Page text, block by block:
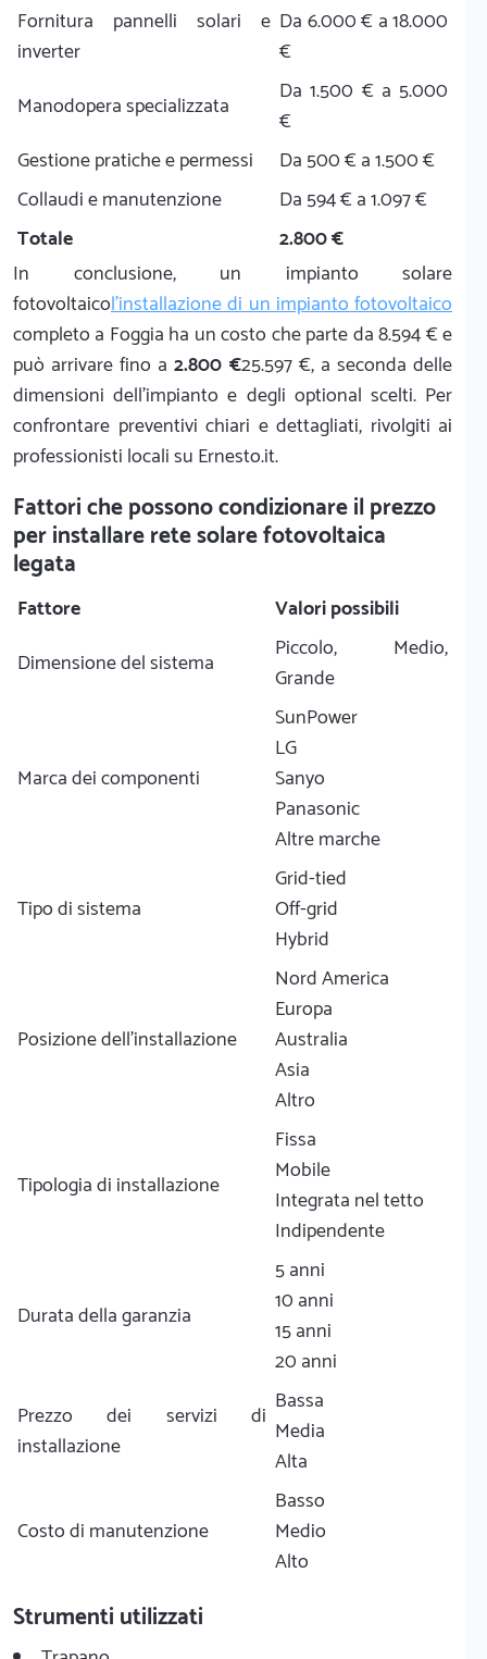
Fornitura pannelli solari e
inverter
Da 6.000 € a 18.000
€
Manodopera specializzata
Da 1.500 € a 5.000
€
Gestione pratiche e permessi
Da 500 € a 1.500 €
Collaudi e manutenzione
Da 594 € a 1.097 €
Totale
2.800 €
In conclusione, un impianto solare
fotovoltaicol'installazione di un impianto fotovoltaico
completo a Foggia ha un costo che parte da 8.594 € e
può arrivare fino a2.800 €25.597 €, a seconda delle
dimensioni dell'impianto e degli optional scelti. Per
confrontare preventivi chiari e dettagliati, rivolgiti ai
professionisti locali su Ernesto.it.
Fattori che possono condizionare il prezzo
per installare rete solare fotovoltaica
legata
Fattore
Valori possibili
Dimensione del sistema
Piccolo, Medio,
Grande
Marca dei componenti
SunPower
LG
Sanyo
Panasonic
Altre marche
Tipo di sistema
Grid-tied
Off-grid
Hybrid
Posizione dell'installazione
Nord America
Europa
Australia
Asia
Altro
Tipologia di installazione
Fissa
Mobile
Integrata nel tetto
Indipendente
Durata della garanzia
5 anni
10 anni
15 anni
20 anni
Prezzo dei servizi di
installazione
Bassa
Media
Alta
Costo di manutenzione
Basso
Medio
Alto
Strumenti utilizzati